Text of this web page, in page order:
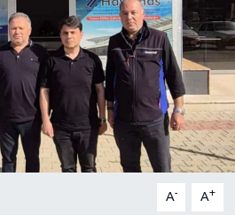
A- A+